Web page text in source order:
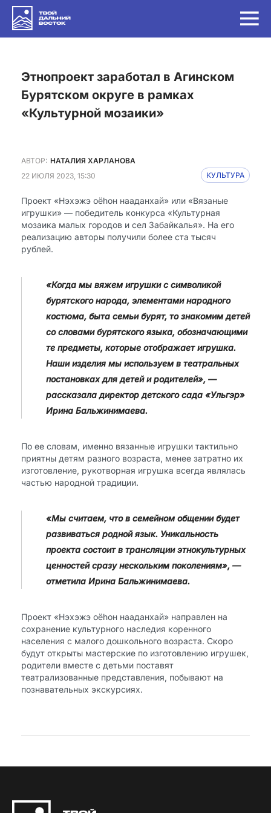
Этнопроект заработал в Агинском
Бурятском округе в рамках
«Культурной мозаики»
АВТОР: НАТАЛИЯ ХАРЛАНОВА
22 ИЮЛЯ 2023, 15:30
КУЛЬТУРА
Проект «Нэхэжэ оёhон нааданхай» или «Вязаные
игрушки» — победитель конкурса «Культурная
мозаика малых городов и сел Забайкалья». На его
реализацию авторы получили более ста тысяч
рублей.
«Когда мы вяжем игрушки с символикой
бурятского народа, элементами народного
костюма, быта семьи бурят, то знакомим детей
со словами бурятского языка, обозначающими
те предметы, которые отображает игрушка.
Наши изделия мы используем в театральных
постановках для детей и родителей», —
рассказала директор детского сада «Ульгэр»
Ирина Бальжинимаева.
По ее словам, именно вязанные игрушки тактильно
приятны детям разного возраста, менее затратно их
изготовление, рукотворная игрушка всегда являлась
частью народной традиции.
«Мы считаем, что в семейном общении будет
развиваться родной язык. Уникальность
проекта состоит в трансляции этнокультурных
ценностей сразу нескольким поколениям», —
отметила Ирина Бальжинимаева.
Проект «Нэхэжэ оёhон нааданхай» направлен на
сохранение культурного наследия коренного
населения с малого дошкольного возраста. Скоро
будут открыты мастерские по изготовлению игрушек,
родители вместе с детьми поставят
театрализованные представления, побывают на
познавательных экскурсиях.